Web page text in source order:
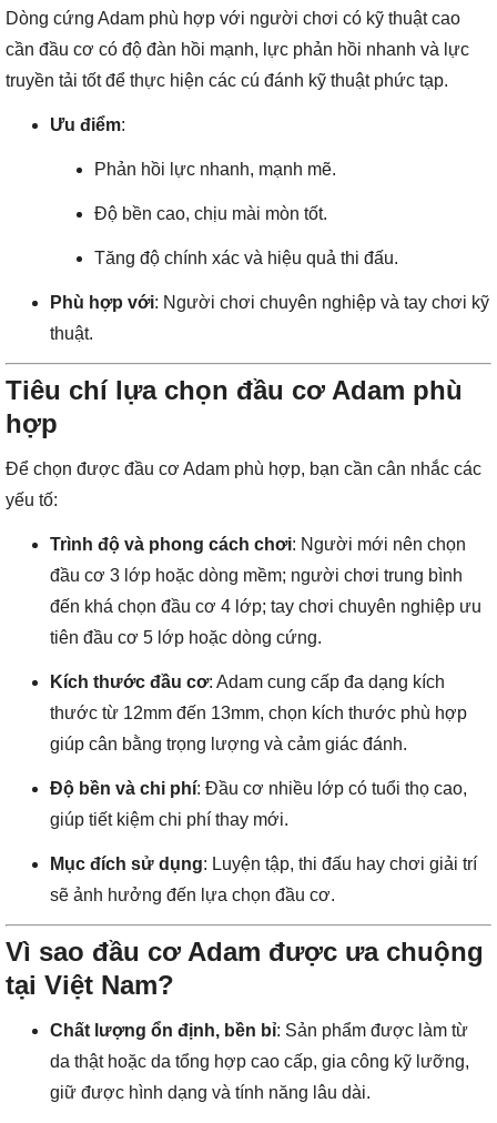
Dòng cứng Adam phù hợp với người chơi có kỹ thuật cao
cần đầu cơ có độ đàn hồi mạnh, lực phản hồi nhanh và lực
truyền tải tốt để thực hiện các cú đánh kỹ thuật phức tạp.
Ưu điểm:
Phản hồi lực nhanh, mạnh mẽ.
Độ bền cao, chịu mài mòn tốt.
Tăng độ chính xác và hiệu quả thi đấu.
Phù hợp với: Người chơi chuyên nghiệp và tay chơi kỹ
thuật.
Tiêu chí lựa chọn đầu cơ Adam phù
hợp
Để chọn được đầu cơ Adam phù hợp, bạn cần cân nhắc các
yếu tố:
Trình độ và phong cách chơi: Người mới nên chọn
đầu cơ 3 lớp hoặc dòng mềm; người chơi trung bình
đến khá chọn đầu cơ 4 lớp; tay chơi chuyên nghiệp ưu
tiên đầu cơ 5 lớp hoặc dòng cứng.
Kích thước đầu cơ: Adam cung cấp đa dạng kích
thước từ 12mm đến 13mm, chọn kích thước phù hợp
giúp cân bằng trọng lượng và cảm giác đánh.
Độ bền và chi phí: Đầu cơ nhiều lớp có tuổi thọ cao,
giúp tiết kiệm chi phí thay mới.
Mục đích sử dụng: Luyện tập, thi đấu hay chơi giải trí
sẽ ảnh hưởng đến lựa chọn đầu cơ.
Vì sao đầu cơ Adam được ưa chuộng
tại Việt Nam?
Chất lượng ổn định, bền bỉ: Sản phẩm được làm từ
da thật hoặc da tổng hợp cao cấp, gia công kỹ lưỡng,
giữ được hình dạng và tính năng lâu dài.